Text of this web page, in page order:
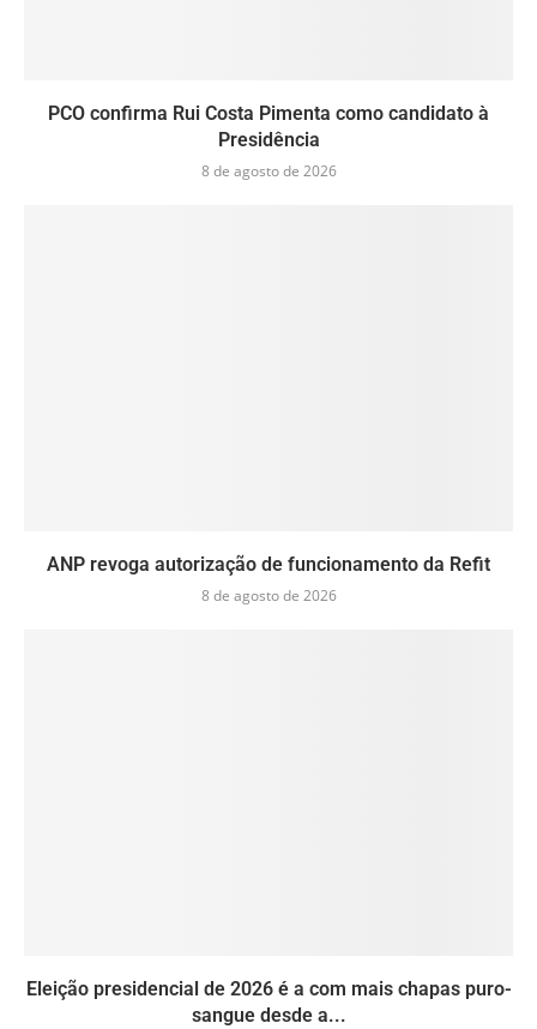
PCO confirma Rui Costa Pimenta como candidato à
Presidência
8 de agosto de 2026
ANP revoga autorização de funcionamento da Refit
8 de agosto de 2026
Eleição presidencial de 2026 é a com mais chapas puro-
sangue desde a...